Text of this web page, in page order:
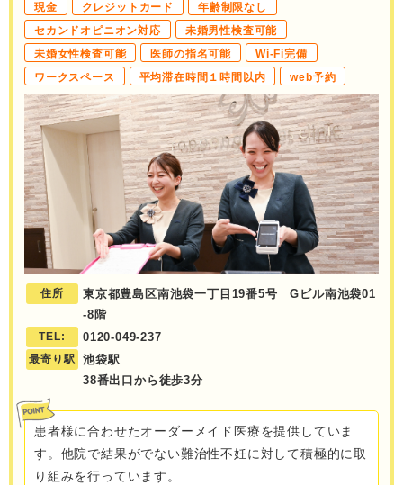
現金
クレジットカード
年齢制限なし
セカンドオピニオン対応
未婚男性検査可能
未婚女性検査可能
医師の指名可能
Wi-Fi完備
ワークスペース
平均滞在時間１時間以内 web予約
住所
東京都豊島区南池袋一丁目19番5号 Gビル南池袋01
-8階
TEL: 0120-049-237
最寄り駅
池袋駅
38番出口から徒歩3分
患者様に合わせたオーダーメイド医療を提供していま
す。他院で結果がでない難治性不妊に対して積極的に取
り組みを行っています。